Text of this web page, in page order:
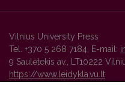
Vilnius University Press
Tel. +370 5 268 7184, E-mail:
9 Saulėtekis av., LT10222
https://www.leidykla.vu.lt